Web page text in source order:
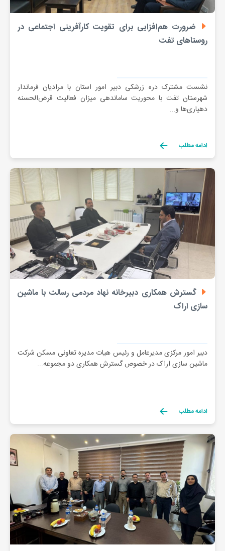
ضرورت هم‌افزایی برای تقویت کارآفرینی اجتماعی در
روستاهای تفت
نشست مشترک دره زرشکی دبیر امور استان با مرادیان فرماندار
شهرستان تفت با محوریت ساماندهی میزان فعالیت قرض‌الحسنه
دهیاری‌ها و...
ادامه مطلب
گسترش همکاری دبیرخانه نهاد مردمی رسالت با ماشین
سازی اراک
دبیر امور مرکزی مدیرعامل و رئیس هیات مدیره تعاونی مسکن شرکت
ماشین سازی اراک در خصوص گسترش همکاری دو مجموعه...
ادامه مطلب